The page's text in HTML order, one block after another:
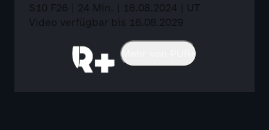
S10 F26 | 24 Min. | 16.08.2024 | UT
Video verfügbar bis 16.08.2029
Mehr von PUR+